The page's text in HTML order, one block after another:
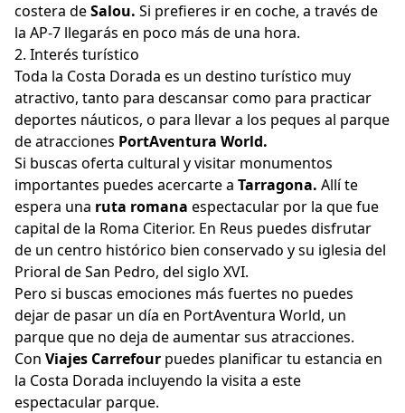
costera deSalou. Si prefieres ir en coche, a través de
la AP-7 llegarás en poco más de una hora.
2. Interés turístico
Toda la Costa Dorada es un destino turístico muy
atractivo, tanto para descansar como para practicar
deportes náuticos, o para llevar a los peques al parque
de atracciones PortAventura World.
Si buscas oferta cultural y visitar monumentos
importantes puedes acercarte a Tarragona. Allí te
espera una ruta romana espectacular por la que fue
capital de la Roma Citerior. En Reus puedes disfrutar
de un centro histórico bien conservado y su iglesia del
Prioral de San Pedro, del siglo XVI.
Pero si buscas emociones más fuertes no puedes
dejar de pasar un día en PortAventura World, un
parque que no deja de aumentar sus atracciones.
Con Viajes Carrefour puedes planificar tu estancia en
la Costa Dorada incluyendo la visita a este
espectacular parque.